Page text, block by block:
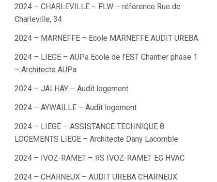
2024 – CHARLEVILLE – FLW – référence Rue de
Charleville, 34
2024 – MARNEFFE – Ecole MARNEFFE AUDIT UREBA
2024 – LIEGE – AUPa Ecole de l’EST Chantier phase 1
– Architecte AUPa
2024 – JALHAY – Audit logement
2024 – AYWAILLE – Audit logement
2024 – LIEGE – ASSISTANCE TECHNIQUE 8
LOGEMENTS LIEGE – Architecte Dany Lacomble
2024 – IVOZ-RAMET – RS IVOZ-RAMET EG HVAC
2024 – CHARNEUX – AUDIT UREBA CHARNEUX